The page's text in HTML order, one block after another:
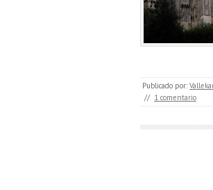
Publicado por:
// 1 comentario